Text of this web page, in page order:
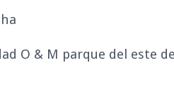
O & M parque del este